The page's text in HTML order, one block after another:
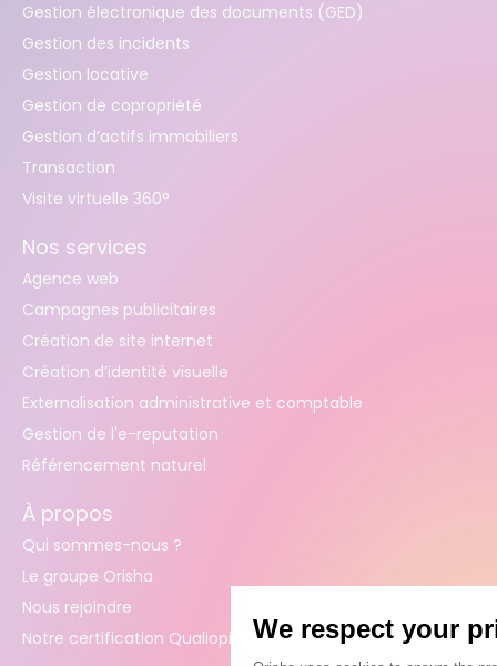
Gestion électronique des documents (GED)
Gestion des incidents
Gestion locative
Gestion de copropriété
Gestion d’actifs immobiliers
Transaction
Visite virtuelle 360°
Nos services
Agence web
Campagnes publicitaires
Création de site internet
Création d’identité visuelle
Externalisation administrative et comptable
Gestion de l'e-reputation
Référencement naturel
À propos
Qui sommes-nous ?
Le groupe Orisha
Nous rejoindre
Notre certification Qualiopi